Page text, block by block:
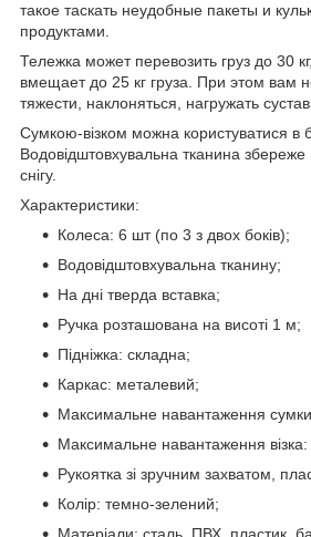
такое таскать неудобные пакеты и
продуктами.
Тележка может перевозить груз до 30
вмещает до 25 кг груза. При этом вам
тяжести, наклоняться, нагружать
Сумкою-візком можна користуватися в
Водовідштовхувальна тканина
снігу.
Характеристики:
Колеса: 6 шт (по 3 з двох боків);
Водовідштовхувальна тканину;
На дні тверда вставка;
Ручка розташована на висоті 1 м;
Підніжка: складна;
Каркас: металевий;
Максимальне навантаження
Максимальне навантаження візка:
Рукоятка зі зручним захватом,
Колір: темно-зелений;